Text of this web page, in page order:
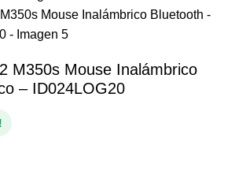
M350s Mouse Inalámbrico
– ID024LOG20